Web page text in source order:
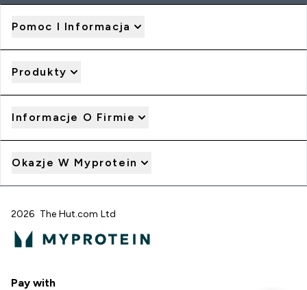
Pomoc I Informacja
Produkty
Informacje O Firmie
Okazje W Myprotein
2026 The Hut.com Ltd
Pay with